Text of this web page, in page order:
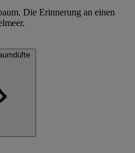
Die Erinnerung an einen